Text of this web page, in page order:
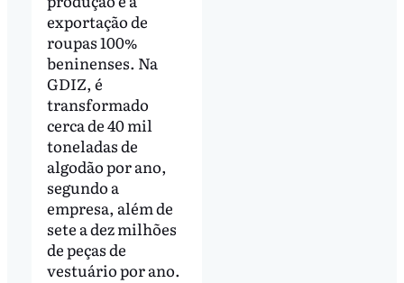
exportação de
roupas 100%
beninenses. Na
GDIZ, é
transformado
cerca de 40 mil
toneladas de
algodão por ano,
segundo a
empresa, além de
sete a dez milhões
de peças de
vestuário por ano.